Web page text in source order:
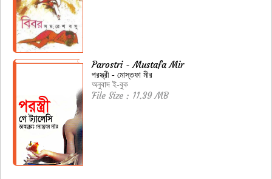
Parostri - Mustafa Mir
পরস্ত্রী - মোস্তফা মীর
অনুবাদ ই-বুক
File Size : 11.39 MB